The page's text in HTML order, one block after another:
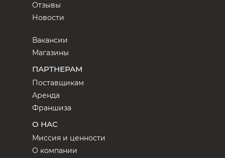
Отзывы
Новости
Вакансии
Магазины
ПАРТНЕРАМ
Поставщикам
Аренда
Франшиза
О НАС
Миссия и ценности
О компании